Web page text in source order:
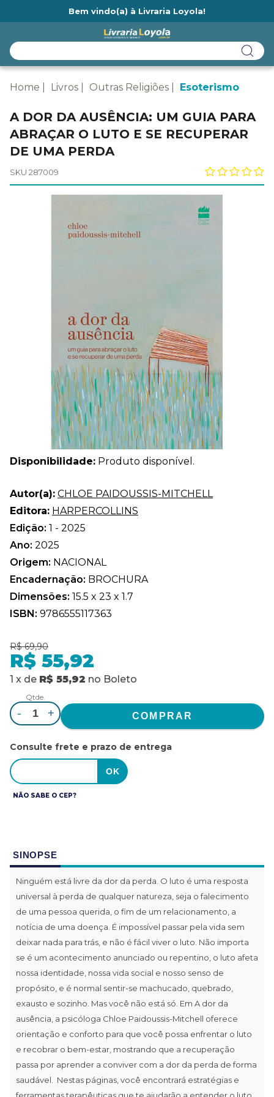
Bem vindo(a) à Livraria Loyola!
Home Livros Outras Religiões Esoterismo
A DOR DA AUSÊNCIA: UM GUIA PARA
ABRAÇAR O LUTO E SE RECUPERAR
DE UMA PERDA
SKU 287009
Disponibilidade: Produto disponível.
Autor(a): CHLOE PAIDOUSSIS-MITCHELL
Editora: HARPERCOLLINS
Edição: 1 - 2025
Ano: 2025
Origem: NACIONAL
Encadernação: BROCHURA
Dimensões: 15.5 x 23 x 1.7
ISBN: 9786555117363
R$ 69,90
R$ 55,92
1 x de R$ 55,92 no Boleto
Qtde.
- +
Consulte frete e prazo de entrega
NÃO SABE O CEP?
SINOPSE
Ninguém está livre da dor da perda. O luto é uma resposta
universal à perda de qualquer natureza, seja o falecimento
de uma pessoa querida, o fim de um relacionamento, a
notícia de uma doença. É impossível passar pela vida sem
deixar nada para trás, e não é fácil viver o luto. Não importa
se é um acontecimento anunciado ou repentino, o luto afeta
nossa identidade, nossa vida social e nosso senso de
propósito, e é normal sentir-se machucado, quebrado,
exausto e sozinho. Mas você não está só. Em A dor da
ausência, a psicóloga Chloe Paidoussis-Mitchell oferece
orientação e conforto para que você possa enfrentar o luto
e recobrar o bem-estar, mostrando que a recuperação
passa por aprender a conviver com a dor da perda de forma
saudável. Nestas páginas, você encontrará estratégias e
ferramentas terapêuticas que te ajudarão a entender o luto